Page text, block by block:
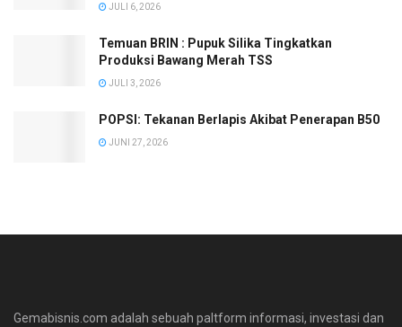
JULI 6, 2026
Temuan BRIN : Pupuk Silika Tingkatkan
Produksi Bawang Merah TSS
JULI 3, 2026
POPSI: Tekanan Berlapis Akibat Penerapan B50
JUNI 27, 2026
Gemabisnis.com adalah sebuah paltform informasi, investasi dan